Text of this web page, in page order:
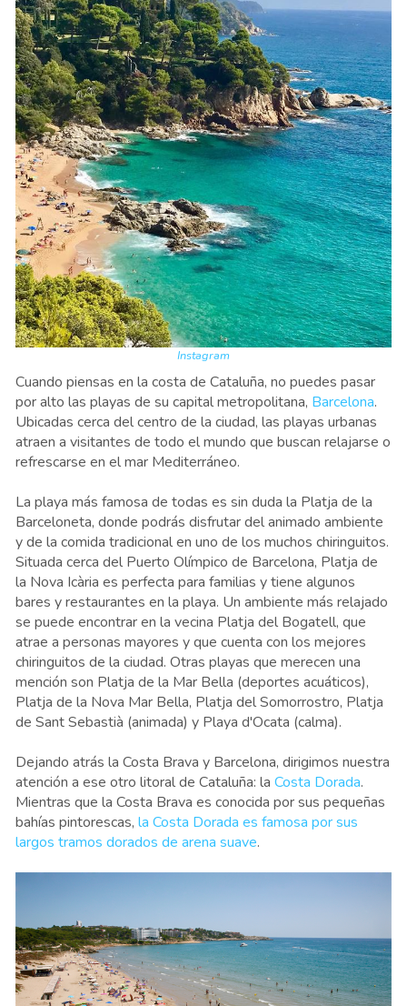
Instagram
Cuando piensas en la costa de Cataluña, no puedes pasar
por alto las playas de su capital metropolitana, Barcelona.
Ubicadas cerca del centro de la ciudad, las playas urbanas
atraen a visitantes de todo el mundo que buscan relajarse o
refrescarse en el mar Mediterráneo.
La playa más famosa de todas es sin duda la Platja de la
Barceloneta, donde podrás disfrutar del animado ambiente
y de la comida tradicional en uno de los muchos chiringuitos.
Situada cerca del Puerto Olímpico de Barcelona, ​​Platja de
la Nova Icària es perfecta para familias y tiene algunos
bares y restaurantes en la playa. Un ambiente más relajado
se puede encontrar en la vecina Platja del Bogatell, que
atrae a personas mayores y que cuenta con los mejores
chiringuitos de la ciudad. Otras playas que merecen una
mención son Platja de la Mar Bella (deportes acuáticos),
Platja de la Nova Mar Bella, Platja del Somorrostro, Platja
de Sant Sebastià (animada) y Playa d'Ocata (calma).
Dejando atrás la Costa Brava y Barcelona, ​​dirigimos nuestra
atención a ese otro litoral de Cataluña: la Costa Dorada.
Mientras que la Costa Brava es conocida por sus pequeñas
bahías pintorescas, la Costa Dorada es famosa por sus
largos tramos dorados de arena suave.